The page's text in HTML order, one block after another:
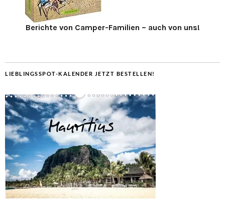
Berichte von Camper-Familien – auch von uns!
LIEBLINGSSPOT-KALENDER JETZT BESTELLEN!